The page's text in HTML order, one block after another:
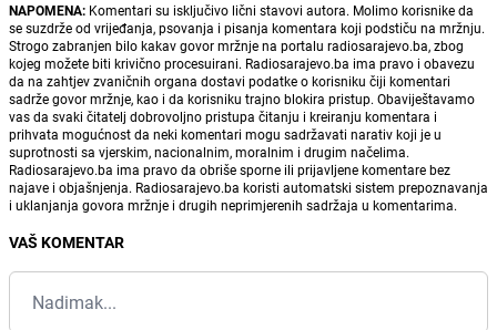
NAPOMENA: Komentari su isključivo lični stavovi autora. Molimo korisnike da
se suzdrže od vrijeđanja, psovanja i pisanja komentara koji podstiču na mržnju.
Strogo zabranjen bilo kakav govor mržnje na portalu radiosarajevo.ba, zbog
kojeg možete biti krivično procesuirani. Radiosarajevo.ba ima pravo i obavezu
da na zahtjev zvaničnih organa dostavi podatke o korisniku čiji komentari
sadrže govor mržnje, kao i da korisniku trajno blokira pristup. Obaviještavamo
vas da svaki čitatelj dobrovoljno pristupa čitanju i kreiranju komentara i
prihvata mogućnost da neki komentari mogu sadržavati narativ koji je u
suprotnosti sa vjerskim, nacionalnim, moralnim i drugim načelima.
Radiosarajevo.ba ima pravo da obriše sporne ili prijavljene komentare bez
najave i objašnjenja. Radiosarajevo.ba koristi automatski sistem prepoznavanja
i uklanjanja govora mržnje i drugih neprimjerenih sadržaja u komentarima.
VAŠ KOMENTAR